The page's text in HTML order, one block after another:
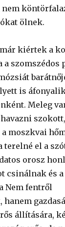
nem
ölnek.
kiértek a
a szomszédos
is
Meleg
moszkvai
el a
orosz
csinálnak és a
Nem fentről
hanem
állítására,